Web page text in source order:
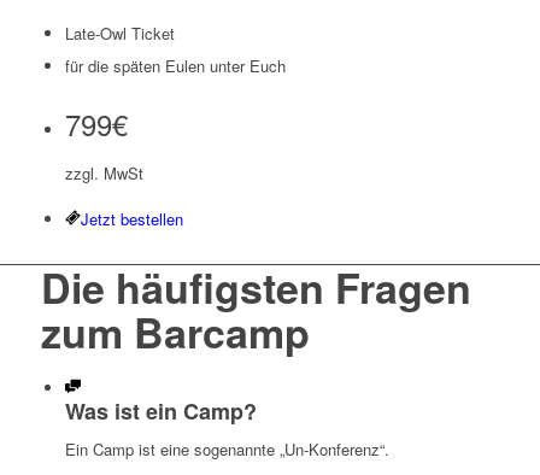
Late-Owl Ticket
für die späten Eulen unter Euch
799€
zzgl. MwSt
Jetzt bestellen
Die häufigsten Fragen
zum Barcamp
Was ist ein Camp?
Ein Camp ist eine sogenannte „Un-Konferenz“.